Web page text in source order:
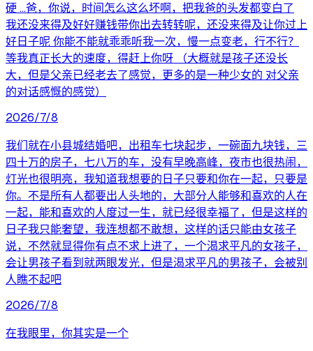
硬 ...爸，你说，时间怎么这么坏啊，把我爸的头发都变白了
我还没来得及好好赚钱带你出去转转呢，还没来得及让你过上
好日子呢 你能不能就乖乖听我一次，慢一点变老，行不行？
等我真正长大的速度，得赶上你呀 （大概就是孩子还没长
大，但是父亲已经老去了感觉，更多的是一种少女的 对父亲
的对话感慨的感觉）
2026/7/8
我们就在小县城结婚吧，出租车七块起步，一碗面九块钱，三
四十万的房子，七八万的车，没有早晚高峰，夜市也很热闹，
灯光也很明亮，我知道我想要的日子只要和你在一起，只要是
你。不是所有人都要出人头地的，大部分人能够和喜欢的人在
一起，能和喜欢的人度过一生，就已经很幸福了，但是这样的
日子我只能奢望，我连想都不敢想，这样的话只能由女孩子
说，不然就显得你有点不求上进了，一个渴求平凡的女孩子，
会让男孩子看到就两眼发光，但是渴求平凡的男孩子，会被别
人瞧不起吧
2026/7/8
在我眼里，你其实是一个